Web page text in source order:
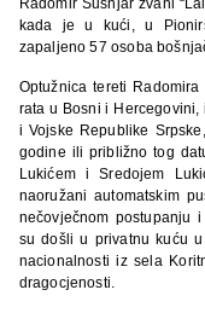
kada je u kući, u
zapaljeno 57 osoba
Optužnica tereti
rata u Bosni i
i Vojske Republike
godine ili približno tog
Lukićem i Sredojem
naoružani automatskim
nečovječnom postupanju
su došli u privatnu kuću
nacionalnosti iz sela
dragocjenosti.